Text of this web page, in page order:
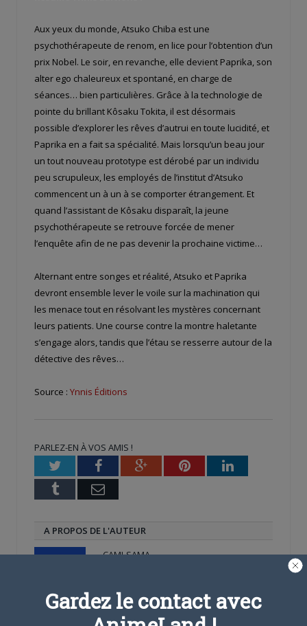
Aux yeux du monde, Atsuko Chiba est une
psychothérapeute de renom, en lice pour l’obtention d’un
prix Nobel. Le soir, en revanche, elle devient Paprika, son
alter ego chaleureux et spontané, en charge de
séances… bien particulières. Grâce à la technologie de
pointe du brillant Kôsaku Tokita, il est désormais
possible d’explorer les rêves d’autrui en toute lucidité, et
Paprika en a fait sa spécialité. Mais lorsqu’un beau jour
un tout nouveau prototype est dérobé par un individu
peu scrupuleux, les employés de l’institut d’Atsuko
commencent un à un à se comporter étrangement. Et
quand l’assistant de Kôsaku disparaît, la jeune
psychothérapeute se retrouve forcée de mener
l’enquête afin de ne pas devenir la prochaine victime…
Alternant entre songes et réalité, Atsuko et Paprika
devront ensemble lever le voile sur la machination qui
les menace tout en résolvant les mystères concernant
leurs patients. Une course contre la montre haletante
s’engage alors, tandis que l’étau se resserre autour de la
détective des rêves…
Source : Ynnis Éditions
PARLEZ-EN À VOS AMIS !
TwitterFacebookGoogle+PinterestLinkedIn
Tumblr Email
A PROPOS DE L'AUTEUR
CAMI-SAMA
Gardez le contact avec